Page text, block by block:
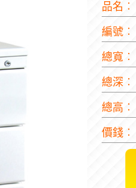
品名︰
編號︰
總寬︰
總深︰
總高︰
價錢︰